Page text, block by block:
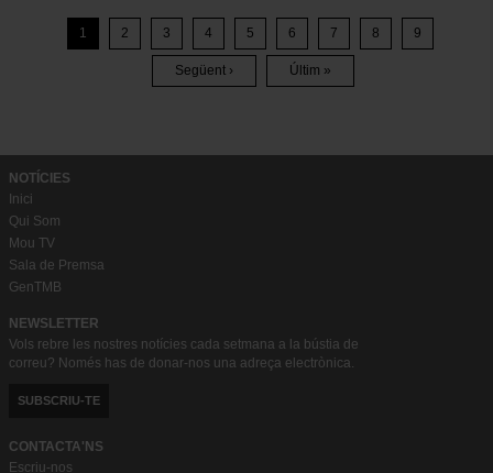
Paginació
1 Pàgina
2 Pàgina
3 Pàgina
4 Pàgina
5 Pàgina
6 Pàgina
7 Pàgina
8 9
Pàgina
Següent ›
Última
Últim »
NOTÍCIES
Inici
Qui Som
Mou TV
Sala de Premsa
GenTMB
NEWSLETTER
Vols rebre les nostres notícies cada setmana a la bústia de
correu? Només has de donar-nos una adreça electrònica.
SUBSCRIU-TE
CONTACTA'NS
Escriu-nos